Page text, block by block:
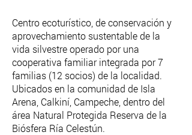
Centro ecoturístico, de conservación y
aprovechamiento sustentable de la
vida silvestre operado por una
cooperativa familiar integrada por 7
familias (12 socios) de la localidad.
Ubicados en la comunidad de Isla
Arena, Calkiní, Campeche, dentro del
área Natural Protegida Reserva de la
Biósfera Ría Celestún.